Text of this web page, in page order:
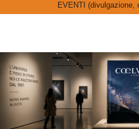
EVENTI (divulgazione,